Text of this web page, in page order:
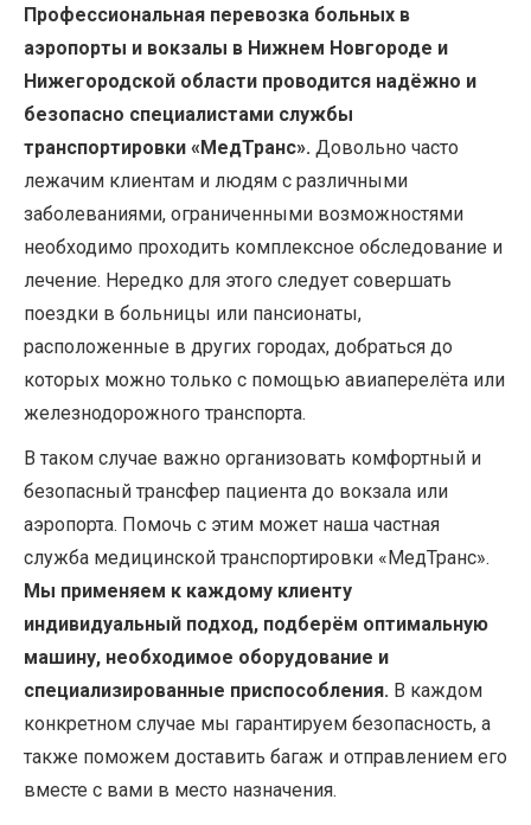
Профессиональная перевозка больных в
аэропорты и вокзалы в Нижнем Новгороде и
Нижегородской области проводится надёжно и
безопасно специалистами службы
транспортировки «МедТранс». Довольно часто
лежачим клиентам и людям с различными
заболеваниями, ограниченными возможностями
необходимо проходить комплексное обследование и
лечение. Нередко для этого следует совершать
поездки в больницы или пансионаты,
расположенные в других городах, добраться до
которых можно только с помощью авиаперелёта или
железнодорожного транспорта.
В таком случае важно организовать комфортный и
безопасный трансфер пациента до вокзала или
аэропорта. Помочь с этим может наша частная
служба медицинской транспортировки «МедТранс».
Мы применяем к каждому клиенту
индивидуальный подход, подберём оптимальную
машину, необходимое оборудование и
специализированные приспособления. В каждом
конкретном случае мы гарантируем безопасность, а
также поможем доставить багаж и отправлением его
вместе с вами в место назначения.